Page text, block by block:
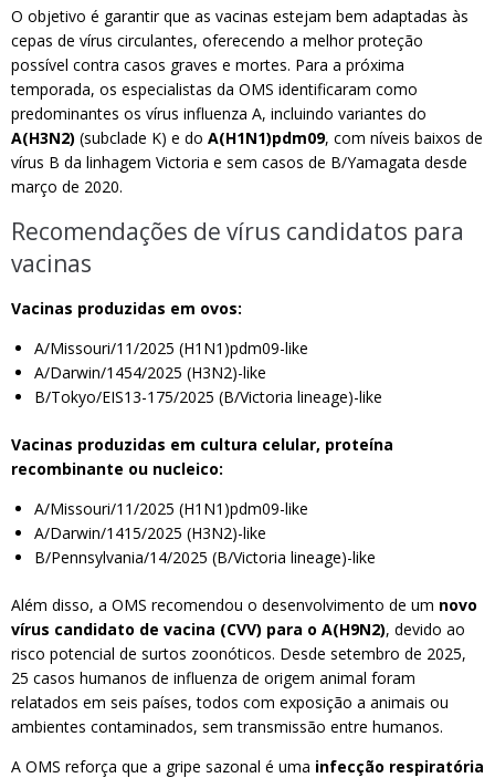
O objetivo é garantir que as vacinas estejam bem adaptadas às
cepas de vírus circulantes, oferecendo a melhor proteção
possível contra casos graves e mortes. Para a próxima
temporada, os especialistas da OMS identificaram como
predominantes os vírus influenza A, incluindo variantes do
A(H3N2) (subclade K) e do A(H1N1)pdm09, com níveis baixos de
vírus B da linhagem Victoria e sem casos de B/Yamagata desde
março de 2020.
Recomendações de vírus candidatos para
vacinas
Vacinas produzidas em ovos:
A/Missouri/11/2025 (H1N1)pdm09-like
A/Darwin/1454/2025 (H3N2)-like
B/Tokyo/EIS13-175/2025 (B/Victoria lineage)-like
Vacinas produzidas em cultura celular, proteína
recombinante ou nucleico:
A/Missouri/11/2025 (H1N1)pdm09-like
A/Darwin/1415/2025 (H3N2)-like
B/Pennsylvania/14/2025 (B/Victoria lineage)-like
Além disso, a OMS recomendou o desenvolvimento de um novo
vírus candidato de vacina (CVV) para o A(H9N2), devido ao
risco potencial de surtos zoonóticos. Desde setembro de 2025,
25 casos humanos de influenza de origem animal foram
relatados em seis países, todos com exposição a animais ou
ambientes contaminados, sem transmissão entre humanos.
A OMS reforça que a gripe sazonal é uma infecção respiratória